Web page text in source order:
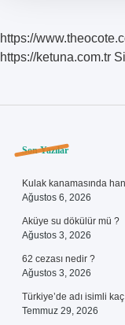
https://
https://ketuna.com.tr
Sidebar
Son Yazılar
Kulak kanamasında
Ağustos 6, 2026
Aküye su dökülür mü ?
Ağustos 3, 2026
62 cezası nedir ?
Ağustos 3, 2026
Türkiye’de adı isimli
Temmuz 29, 2026